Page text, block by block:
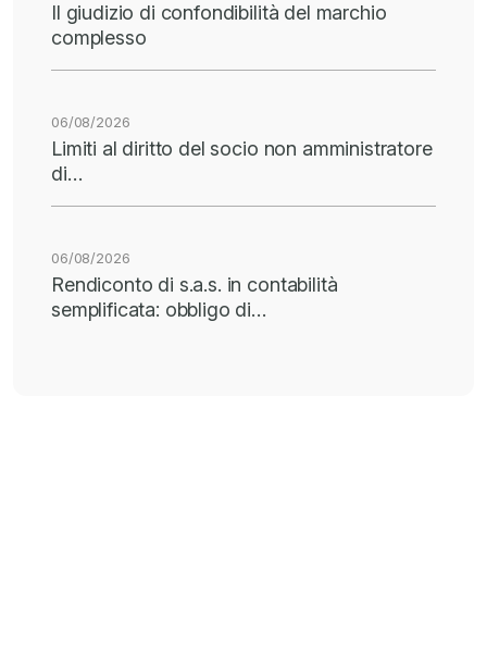
Il giudizio di confondibilità del marchio
complesso
06/08/2026
Limiti al diritto del socio non amministratore
di…
06/08/2026
Rendiconto di s.a.s. in contabilità
semplificata: obbligo di…